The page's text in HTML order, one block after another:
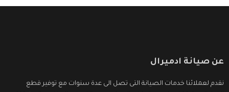
عن صيانة ادميرال
نقدم لعملائنا خدمات الصيانة التى تصل الى عدة سنوات مع توفير قطع